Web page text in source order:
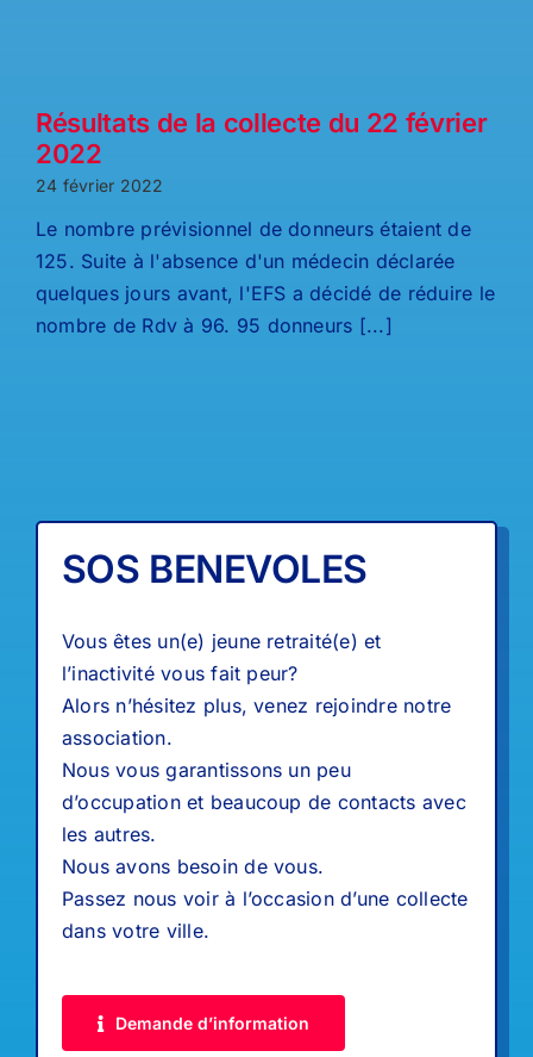
Résultats de la collecte du 22 février
2022
24 février 2022
Le nombre prévisionnel de donneurs étaient de
125. Suite à l'absence d'un médecin déclarée
quelques jours avant, l'EFS a décidé de réduire le
nombre de Rdv à 96. 95 donneurs [...]
SOS BENEVOLES
Vous êtes un(e) jeune retraité(e) et
l’inactivité vous fait peur?
Alors n’hésitez plus, venez rejoindre notre
association.
Nous vous garantissons un peu
d’occupation et beaucoup de contacts avec
les autres.
Nous avons besoin de vous.
Passez nous voir à l’occasion d’une collecte
dans votre ville.
Demande d’information